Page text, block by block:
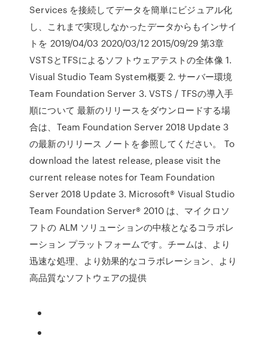
Services を接続してデータを簡単にビジュアル化
し、これまで実現しなかったデータからもインサイ
トを 2019/04/03 2020/03/12 2015/09/29 第3章
VSTSとTFSによるソフトウェアテストの全体像 1.
Visual Studio Team System概要 2. サーバー環境
Team Foundation Server 3. VSTS / TFSの導入手
順について 最新のリリースをダウンロードする場
合は、Team Foundation Server 2018 Update 3
の最新のリリース ノートを参照してください。 To
download the latest release, please visit the
current release notes for Team Foundation
Server 2018 Update 3. Microsoft® Visual Studio
Team Foundation Server® 2010 は、マイクロソ
フトの ALM ソリューションの中核となるコラボレ
ーション プラットフォームです。チームは、より
迅速な処理、より効果的なコラボレーション、より
高品質なソフトウェアの提供